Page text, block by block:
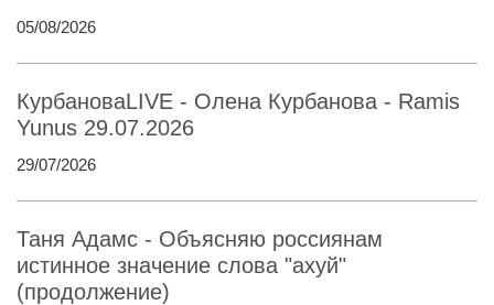
05/08/2026
КурбановаLIVE - Олена Курбанова - Ramis
Yunus 29.07.2026
29/07/2026
Таня Адамс - Объясняю россиянам
истинное значение слова "ахуй"
(продолжение)